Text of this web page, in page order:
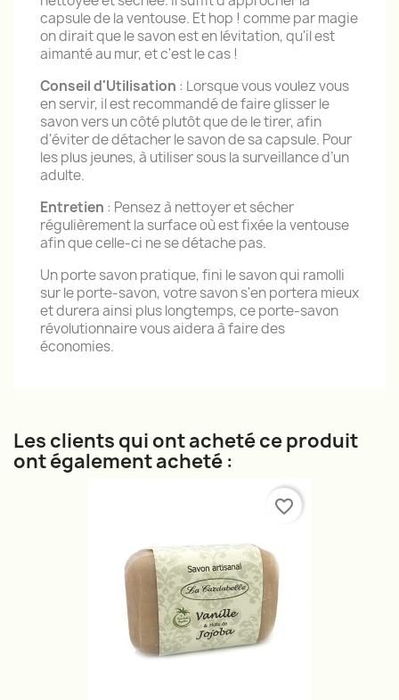
capsule de la ventouse. Et hop ! comme par magie
on dirait que le savon est en lévitation, qu'il est
aimanté au mur, et c'est le cas !
Conseil d'Utilisation : Lorsque vous voulez vous
en servir, il est recommandé de faire glisser le
savon vers un côté plutôt que de le tirer, afin
d'éviter de détacher le savon de sa capsule. Pour
les plus jeunes, à utiliser sous la surveillance d’un
adulte.
Entretien : Pensez à nettoyer et sécher
régulièrement la surface où est fixée la ventouse
afin que celle-ci ne se détache pas.
Un porte savon pratique, fini le savon qui ramolli
sur le porte-savon, votre savon s'en portera mieux
et durera ainsi plus longtemps, ce porte-savon
révolutionnaire vous aidera à faire des
économies.
Les clients qui ont acheté ce produit
ont également acheté :
favorite_border